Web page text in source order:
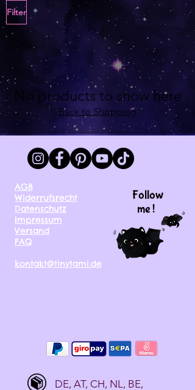
Filter
No products to show here
Back to Shopping
AGB
Widerrufsrecht
Datenschutz
Impressum
Versand
FAQ
kontakt@tinytami.de
Follow
me !
DE, AT, CH, NL, BE,